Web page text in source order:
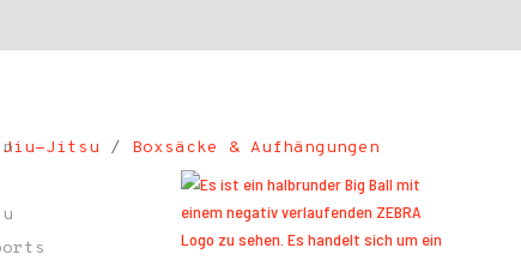
Jiu-Jitsu / Boxsäcke & Aufhängungen